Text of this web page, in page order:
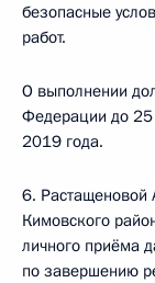
безопасные
работ.
О выполнении
Федерации до 25
2019 года.
6. Растащеновой
Кимовского
личного приёма
по завершению